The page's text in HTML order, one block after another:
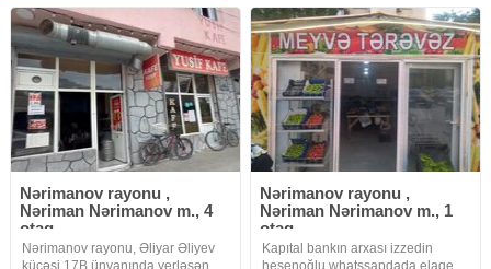
Nərimanov rayonu ,
Nəriman Nərimanov m., 4
otaq
Nərimanov rayonu, Əliyar Əliyev
küçəsi 17B ünvanında yerləşən
Nərimanov rayonu ,
Nəriman Nərimanov m., 1
otaq
Kapıtal bankın arxası izzedin
hesenoğlu whatssapdada elaqe